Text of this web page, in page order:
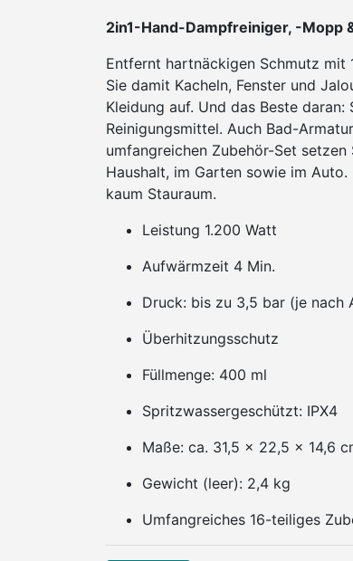
2in1-Hand-Dampfreiniger, -Mopp
Entfernt hartnäckigen Schmutz mit
Sie damit Kacheln, Fenster und
Kleidung auf. Und das Beste
Reinigungsmittel. Auch Bad-
umfangreichen Zubehör-Set
Haushalt, im Garten sowie im
kaum Stauraum.
Leistung 1.200 Watt
Aufwärmzeit 4 Min.
Druck: bis zu 3,5 bar (je
Überhitzungsschutz
Füllmenge: 400 ml
Spritzwassergeschützt: IPX4
Maße: ca. 31,5 x 22,5 x 14,6
Gewicht (leer): 2,4 kg
Umfangreiches 16-teiliges